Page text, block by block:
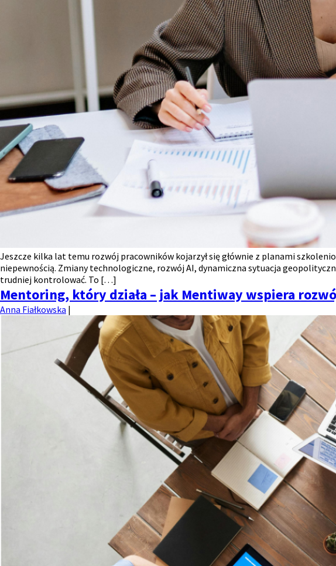
Jeszcze kilka lat temu rozwój pracowników kojarzył się głównie z planami
niepewnością. Zmiany technologiczne, rozwój AI, dynamiczna sytuacja
trudniej kontrolować. To […]
Mentoring, który działa – jak Mentiway wspiera
Anna Fiałkowska |